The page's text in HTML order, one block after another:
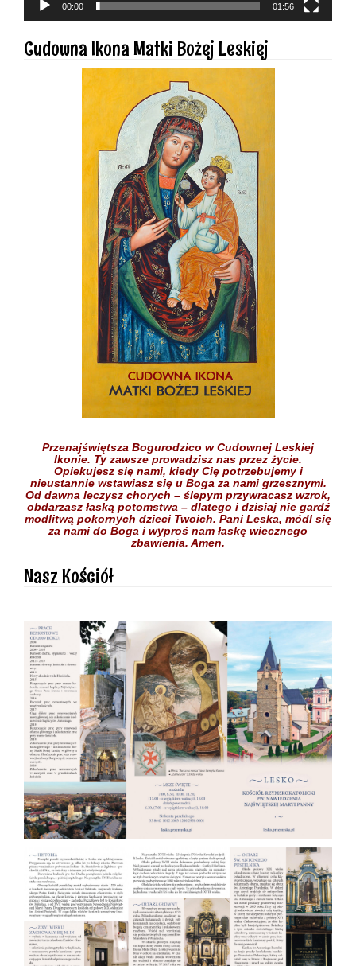
00:00 01:56
Cudowna Ikona Matki Bożej Leskiej
Przenajświętsza Bogurodzico w Cudownej Leskiej
Ikonie. Ty zawsze prowadzisz nas przez życie.
Opiekujesz się nami, kiedy Cię potrzebujemyi
nieustannie wstawiasz się u Boga za nami grzesznymi.
Od dawna leczysz chorych – ślepym przywracasz wzrok,
obdarzasz łaską potomstwa – dlatego i dzisiaj nie gardź
modlitwą pokornych dzieci Twoich. Pani Leska, módl się
za nami do Boga i wyproś nam łaskę wiecznego
zbawienia. Amen.
Nasz Kościół